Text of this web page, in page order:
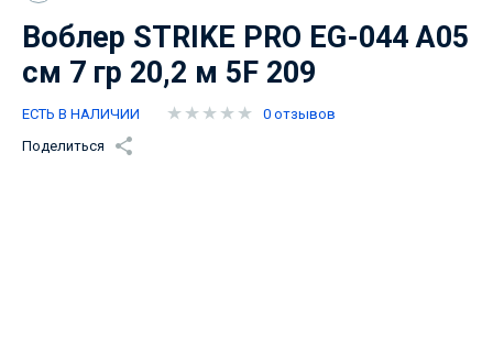
Воблер STRIKE PRO EG-044 А05
см 7 гр 20,2 м 5F 209
ЕСТЬ В НАЛИЧИИ
0 отзывов
Поделиться